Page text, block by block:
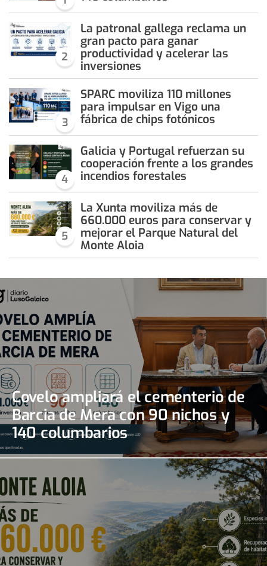
2
La patronal gallega reclama un
gran pacto para ganar
productividad y acelerar las
inversiones
3
SPARC moviliza 110 millones
para impulsar en Vigo una
fábrica de chips fotónicos
4
Galicia y Portugal refuerzan su
cooperación frente a los grandes
incendios forestales
5
La Xunta moviliza más de
660.000 euros para conservar y
mejorar el Parque Natural del
Monte Aloia
Covelo ampliará el cementerio de
Barcia de Mera con 90 nichos y
140 columbarios